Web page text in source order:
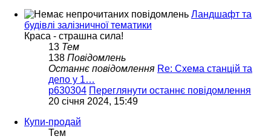
Ландшафт та
будівлі залізничної тематики
Краса - страшна сила!
13 Тем
138 Повідомлень
Останнє повідомлення Re: Схема станцій та
депо у 1…
p630304 Переглянути останнє повідомлення
20 січня 2024, 15:49
Купи-продай
Тем